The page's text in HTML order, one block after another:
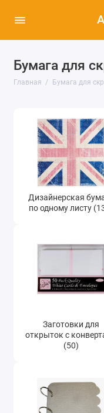
Бумага для
Главная Бумага для
Заготовки для
Наборы для
высечкой и
Заготовки для
Калька,
Упаковка для
пакеты с
Дизайнерская
по одному листу
Заготовки для
открыток с
(50)